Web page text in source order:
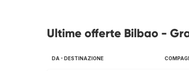
Ultime offerte Bilbao -
DA - DESTINAZIONE